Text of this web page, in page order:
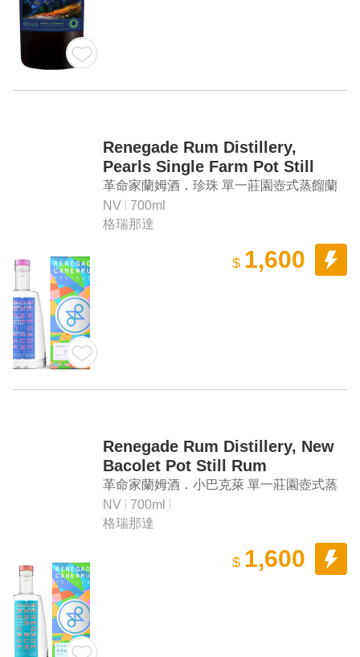
Renegade Rum Distillery,
Pearls Single Farm Pot Still
革命家蘭姆酒．珍珠 單一莊園壺式蒸餾蘭
姆酒
NV
700ml
格瑞那達
$ 1,600
Renegade Rum Distillery, New
Bacolet Pot Still Rum
革命家蘭姆酒．小巴克萊 單一莊園壺式蒸
餾蘭姆酒
NV
700ml
格瑞那達
$ 1,600